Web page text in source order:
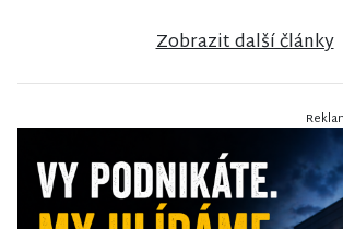
Zobrazit další články